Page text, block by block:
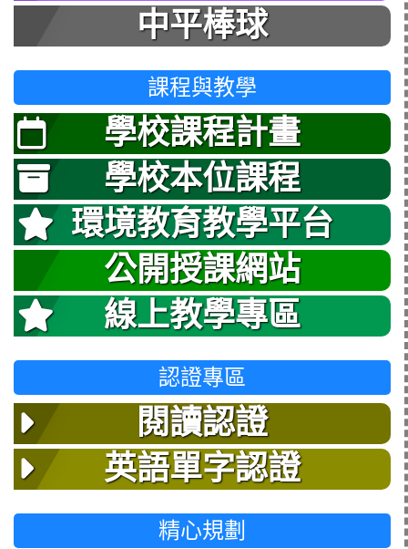
中平棒球
課程與教學
學校課程計畫
學校本位課程
環境教育教學平台
公開授課網站
線上教學專區
認證專區
閱讀認證
英語單字認證
精心規劃